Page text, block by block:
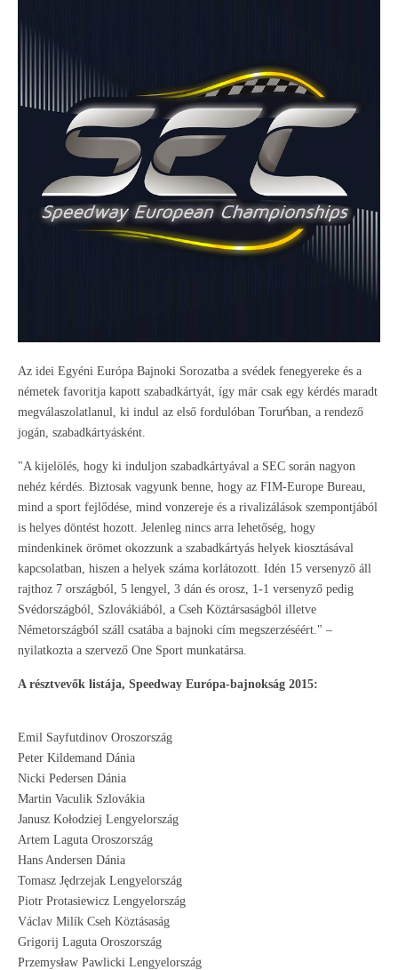
Az idei Egyéni Európa Bajnoki Sorozatba a svédek fenegyereke és a
németek favoritja kapott szabadkártyát, így már csak egy kérdés maradt
megválaszolatlanul, ki indul az első fordulóban Toruńban, a rendező
jogán, szabadkártyásként.
"A kijelölés, hogy ki induljon szabadkártyával a SEC során nagyon
nehéz kérdés. Biztosak vagyunk benne, hogy az FIM-Europe Bureau,
mind a sport fejlődése, mind vonzereje és a rivalizálások szempontjából
is helyes döntést hozott. Jelenleg nincs arra lehetőség, hogy
mindenkinek örömet okozzunk a szabadkártyás helyek kiosztásával
kapcsolatban, hiszen a helyek száma korlátozott. Idén 15 versenyző áll
rajthoz 7 országból, 5 lengyel, 3 dán és orosz, 1-1 versenyző pedig
Svédországból, Szlovákiából, a Cseh Köztársaságból illetve
Németországból száll csatába a bajnoki cím megszerzéséért." –
nyilatkozta a szervező One Sport munkatársa.
A résztvevők listája, Speedway Európa-bajnokság 2015:
Emil Sayfutdinov Oroszország
Peter Kildemand Dánia
Nicki Pedersen Dánia
Martin Vaculik Szlovákia
Janusz Kołodziej Lengyelország
Artem Laguta Oroszország
Hans Andersen Dánia
Tomasz Jędrzejak Lengyelország
Piotr Protasiewicz Lengyelország
Václav Milík Cseh Köztásaság
Grigorij Laguta Oroszország
Przemysław Pawlicki Lengyelország